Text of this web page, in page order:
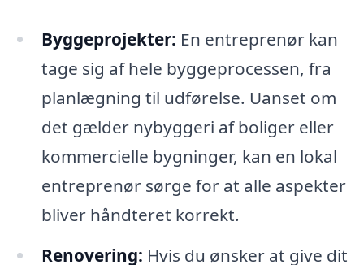
Byggeprojekter: En entreprenør kan
tage sig af hele byggeprocessen, fra
planlægning til udførelse. Uanset om
det gælder nybyggeri af boliger eller
kommercielle bygninger, kan en lokal
entreprenør sørge for at alle aspekter
bliver håndteret korrekt.
Renovering: Hvis du ønsker at give dit